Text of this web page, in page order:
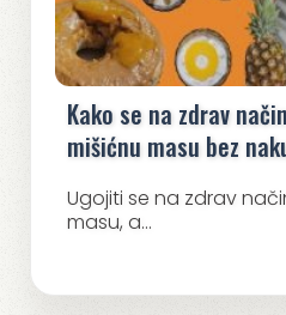
Kako se na zdrav
mišićnu masu bez
Ugojiti se na zdrav
masu, a...